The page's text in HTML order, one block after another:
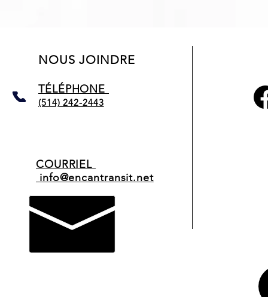
NOUS JOINDRE
TÉLÉPHONE
(514) 242-2443
COURRIEL
info@encantransit.net